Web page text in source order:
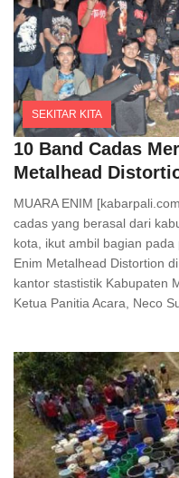
SEKITAR KITA
Comments
10 Band Cadas
Metalhead
MUARA ENIM
cadas yang berasal dari
kota, ikut ambil bagian
Enim Metalhead Distortion
kantor stastistik Kabupaten
Ketua Panitia Acara, Neco